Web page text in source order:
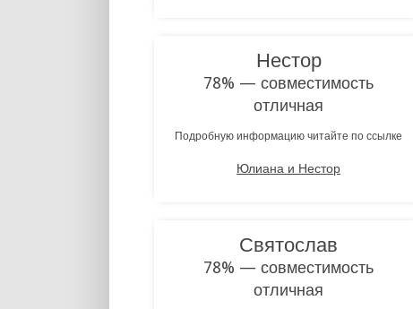
Нестор
78% — совместимость
отличная
Подробную информацию читайте по ссылке
Юлиана и Нестор
Святослав
78% — совместимость
отличная